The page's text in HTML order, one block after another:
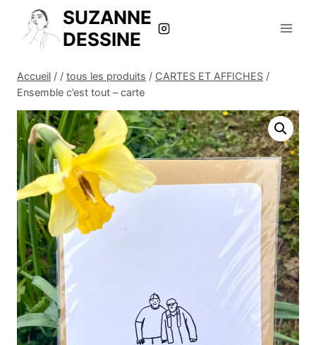
contenu
SUZANNE
DESSINE
Accueil / / tous les produits / CARTES ET AFFICHES /
Ensemble c’est tout – carte